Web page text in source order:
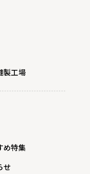
製工場
め特集
せ